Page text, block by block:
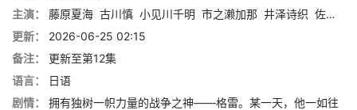
主演：
藤原夏海 古川慎 小见川千明 市之濑加那 井泽诗织 佐藤元
更新：
2026-06-25 02:15
备注：
更新至第12集
语言：
日语
剧情：
拥有独树一帜力量的战争之神——格雷。某一天，他一如往